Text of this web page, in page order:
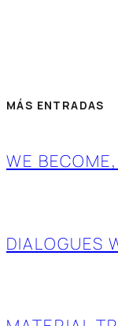
MÁS ENTRADAS
WE
DIALOGUES